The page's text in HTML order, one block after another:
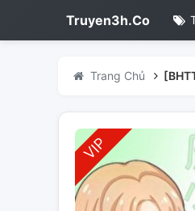
Truyen3h.Co
Trang Chủ